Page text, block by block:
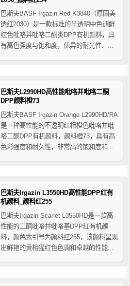
巴斯夫BASF Irgazin Red K3840（原固美
透红2030）是一款标准的半透明中色调鲜
红色吡咯并吡咯二酮类DPP有机颜料，具
有高色强度与饱和度，优异的耐光性、耐
巴斯夫L2990HD高性能吡咯并吡咯二酮
DPP颜料橙73
巴斯夫BASF Irgazin Orange L2990HD/RA
是一种高性能的不透明红相橙色吡咯并吡
咯二酮DPP有机颜料，颜料橙73，具有高
色彩强度和耐久性，非常高的饱和度和优
于高档工业涂料，如汽车漆(O...
巴斯夫Irgazin L3550HD高性能DPP红有
机颜料_颜料红255
巴斯夫Irgazin Scarlet L3550HD是一款高
性能的二酮吡咯并吡咯基DPP红有机颜
料，颜色索引号为颜料红255，该颜料呈现
出鲜艳的黄相猩红色色调和卓越的性能。